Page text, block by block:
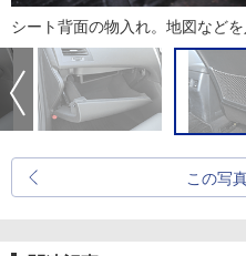
シート背面の物入れ。地図など
この写